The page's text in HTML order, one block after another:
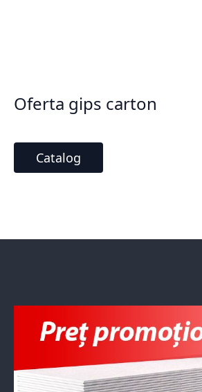
Oferta gips carton
Catalog